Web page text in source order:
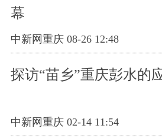
幕
中新网重庆 08-26 12:48
探访“苗乡”重庆彭水的
中新网重庆 02-14 11:54